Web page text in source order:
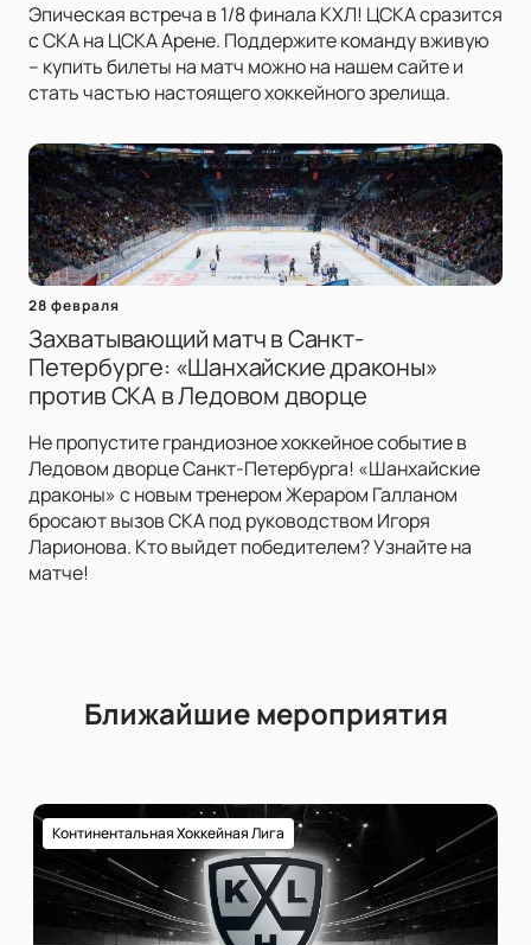
Эпическая встреча в 1/8 финала КХЛ! ЦСКА сразится
с СКА на ЦСКА Арене. Поддержите команду вживую
– купить билеты на матч можно на нашем сайте и
стать частью настоящего хоккейного зрелища.
28 февраля
Захватывающий матч в Санкт-
Петербурге: «Шанхайские драконы»
против СКА в Ледовом дворце
Не пропустите грандиозное хоккейное событие в
Ледовом дворце Санкт-Петербурга! «Шанхайские
драконы» с новым тренером Жераром Галланом
бросают вызов СКА под руководством Игоря
Ларионова. Кто выйдет победителем? Узнайте на
матче!
Ближайшие мероприятия
Континентальная Хоккейная Лига